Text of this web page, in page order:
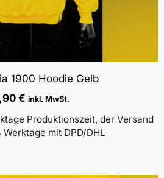
1900 Hoodie Gelb
€ inkl. MwSt.
Produktionszeit, der Versand
mit DPD/DHL